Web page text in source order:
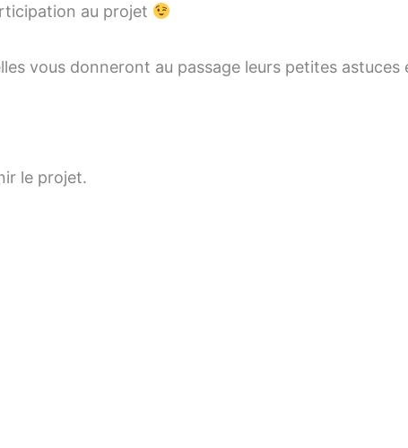
au projet
vous donneront au passage leurs petites
le projet.